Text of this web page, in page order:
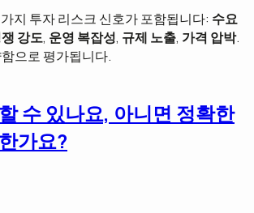
지 투자 리스크 신호가 포함됩니다: 수요
강도, 운영 복잡성, 규제 노출, 가격 압박.
으로 평가됩니다.
수 있나요, 아니면 정확한
가요?